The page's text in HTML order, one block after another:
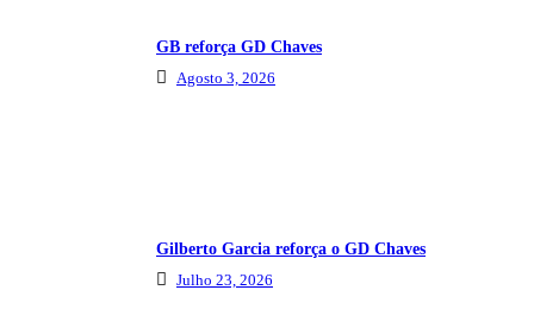
GB reforça GD Chaves
Agosto 3, 2026
Gilberto Garcia reforça o GD Chaves
Julho 23, 2026